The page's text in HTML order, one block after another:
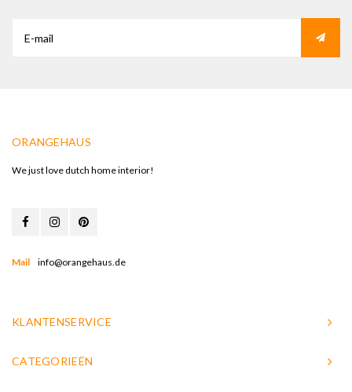
ORANGEHAUS
We just love dutch home interior!
Mail info@orangehaus.de
KLANTENSERVICE
CATEGORIEËN